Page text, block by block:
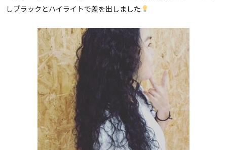
しブラックとハイライトで差を出しました